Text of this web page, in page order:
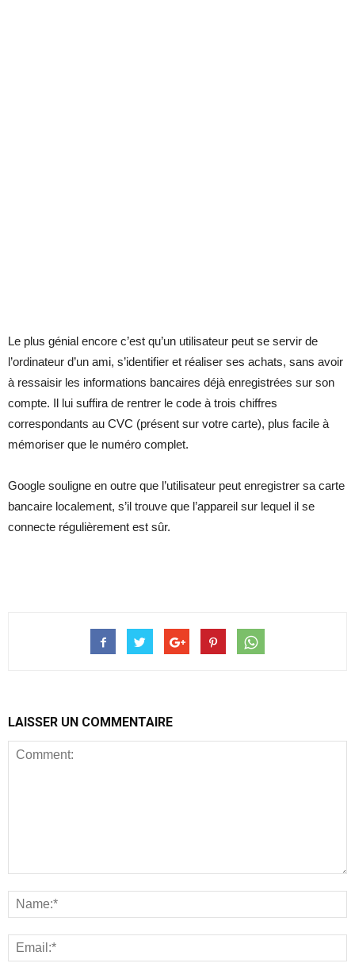
Le plus génial encore c’est qu’un utilisateur peut se servir de
l’ordinateur d’un ami, s’identifier et réaliser ses achats, sans avoir
à ressaisir les informations bancaires déjà enregistrées sur son
compte. Il lui suffira de rentrer le code à trois chiffres
correspondants au CVC (présent sur votre carte), plus facile à
mémoriser que le numéro complet.
Google souligne en outre que l’utilisateur peut enregistrer sa carte
bancaire localement, s’il trouve que l’appareil sur lequel il se
connecte régulièrement est sûr.
LAISSER UN COMMENTAIRE